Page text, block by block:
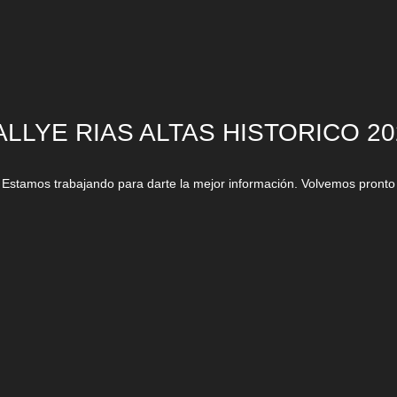
RIAS ALTAS HISTORICO
Estamos trabajando para darte la mejor información. Volvemos pronto